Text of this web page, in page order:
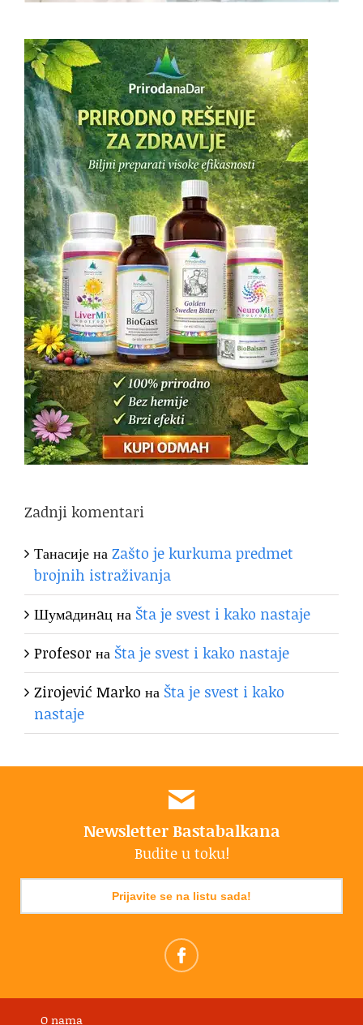
Zadnji komentari
ТанасијенаZašto je kurkuma predmet
brojnih istraživanja
Шумaдинaцна Šta je svest i kako nastaje
Profesorна Šta je svest i kako nastaje
Zirojević Marko на Šta je svest i kako
nastaje
Newsletter Bastabalkana
Budite u toku!
Prijavite se na listu sada!
O nama